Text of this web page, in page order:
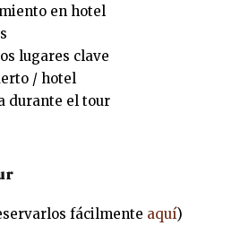
en hotel
lugares clave
/ hotel
durante el tour
fácilmente aquí)